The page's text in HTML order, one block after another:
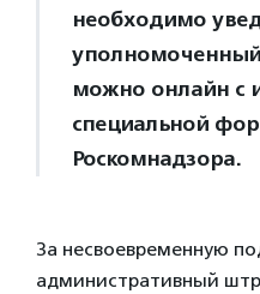
необходимо
уполномоченный
можно онлайн с
специальной
Роскомнадзора.
За несвоевременную
административный